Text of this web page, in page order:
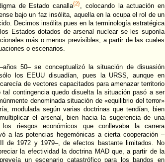
de Estado canalla{2}, colocando la actuación en
bajo un faz insólita, aquella en la ocupa el rol de un
Decimos insólita pues en la terminología estratégica
Estados dotados de arsenal nuclear se les suponía
más o menos previsibles, a partir de las cuales
o escenarios.
50– se conceptualizó la situación de disuasión
los EEUU disuadían, pues la URSS, aunque en
de vectores capacitados para amenazar territorio
tal contingencia quedo disuelta la situación pasó a ser
denominada situación de «equilibrio del terror»
modulada según varias doctrinas que tendían, bien
el arsenal, bien hacia la sugerencia de una
riesgos económicos que conllevaba la carrera
a las potencias hegemónicas a cierta cooperación –
de 1972 y 1979–, de efectos bastante limitados. No
la efectividad la doctrina MAD que, a partir de la
un escenario catastrófico para los bandos en